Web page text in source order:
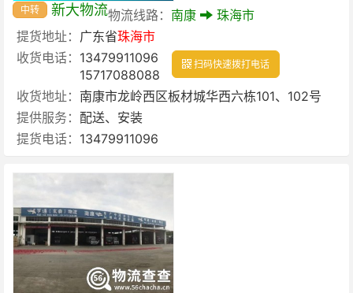
中转 新大物流物流线路： 南康
珠海市
提货地址： 广东省珠海市
收货电话： 13479911096
15717088088
扫码快速拨打电话
收货地址： 南康市龙岭西区板材城华西六栋101、102号
提供服务： 配送、安装
提货电话： 13479911096